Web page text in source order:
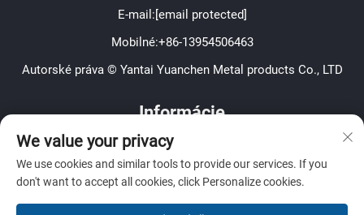
E-mail:[email protected]
Mobilné:+86-13954506463
Autorské práva © Yantai Yuanchen Metal products Co., LTD
Informácie
Prihláste sa na odber nášho týždenného newslettera
We value your privacy
We use cookies and similar tools to provide our services. If you
don't want to accept all cookies, click Personalize cookies.